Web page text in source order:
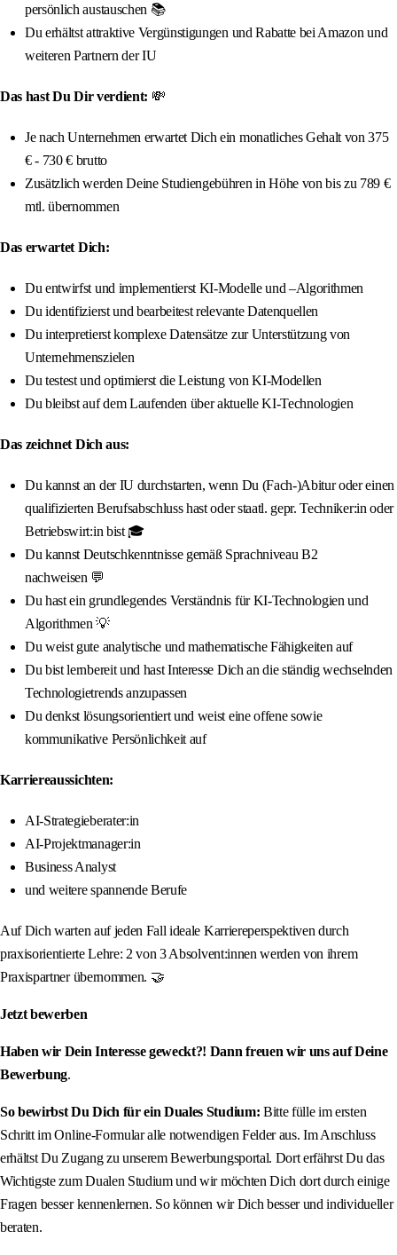
persönlich austauschen 📚
Du erhältst attraktive Vergünstigungen und Rabatte bei Amazon und
weiteren Partnern der IU
Das hast Du Dir verdient: 💸
Je nach Unternehmen erwartet Dich ein monatliches Gehalt von 375
€ - 730 € brutto
Zusätzlich werden Deine Studiengebühren in Höhe von bis zu 789 €
mtl. übernommen
Das erwartet Dich:
Du entwirfst und implementierst KI-Modelle und –Algorithmen
Du identifizierst und bearbeitest relevante Datenquellen
Du interpretierst komplexe Datensätze zur Unterstützung von
Unternehmenszielen
Du testest und optimierst die Leistung von KI-Modellen
Du bleibst auf dem Laufenden über aktuelle KI-Technologien
Das zeichnet Dich aus:
Du kannst an der IU durchstarten, wenn Du (Fach-)Abitur oder einen
qualifizierten Berufsabschluss hast oder staatl. gepr. Techniker:in oder
Betriebswirt:in bist 🎓
Du kannst Deutschkenntnisse gemäß Sprachniveau B2
nachweisen 💬
Du hast ein grundlegendes Verständnis für KI-Technologien und
Algorithmen 💡
Du weist gute analytische und mathematische Fähigkeiten auf
Du bist lernbereit und hast Interesse Dich an die ständig wechselnden
Technologietrends anzupassen
Du denkst lösungsorientiert und weist eine offene sowie
kommunikative Persönlichkeit auf
Karriereaussichten:
AI-Strategieberater:in
AI-Projektmanager:in
Business Analyst
und weitere spannende Berufe
Auf Dich warten auf jeden Fall ideale Karriereperspektiven durch
praxisorientierte Lehre: 2 von 3 Absolvent:innen werden von ihrem
Praxispartner übernommen. 🤝
Jetzt bewerben
Haben wir Dein Interesse geweckt?! Dann freuen wir uns auf Deine
Bewerbung.
So bewirbst Du Dich für ein Duales Studium: Bitte fülle im ersten
Schritt im Online-Formular alle notwendigen Felder aus. Im Anschluss
erhältst Du Zugang zu unserem Bewerbungsportal. Dort erfährst Du das
Wichtigste zum Dualen Studium und wir möchten Dich dort durch einige
Fragen besser kennenlernen. So können wir Dich besser und individueller
beraten.